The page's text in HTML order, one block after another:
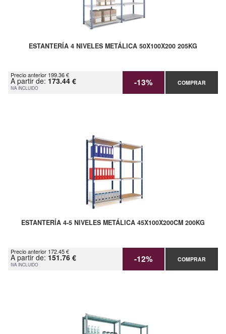
ESTANTERÍA 4 NIVELES METÁLICA 50X100X200 205KG
Precio anterior 199.36 €
A partir de: 173.44 €
IVA INCLUIDO -13% COMPRAR
ESTANTERÍA 4-5 NIVELES METÁLICA 45X100X200CM 200KG
Precio anterior 172.45 €
A partir de: 151.76 €
IVA INCLUIDO -12% COMPRAR